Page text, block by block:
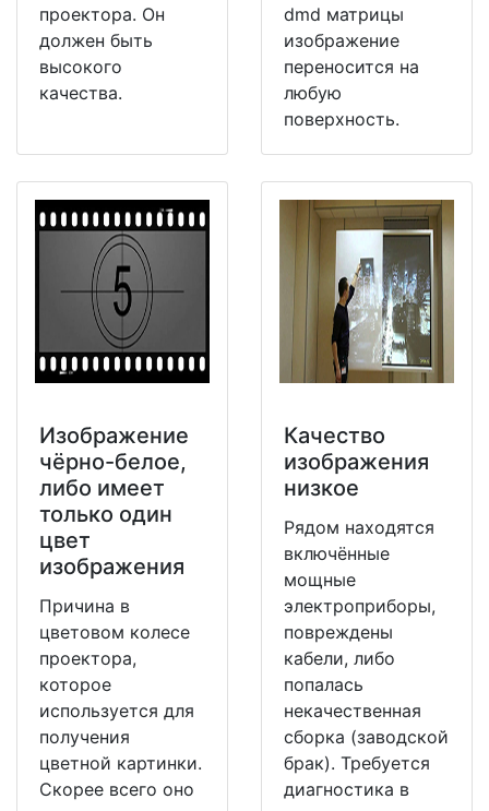
проектора. Он
должен быть
высокого
качества.
dmd матрицы
изображение
переносится на
любую
поверхность.
Изображение
чёрно-белое,
либо имеет
только один
цвет
изображения
Причина в
цветовом колесе
проектора,
которое
используется для
получения
цветной картинки.
Скорее всего оно
Качество
изображения
низкое
Рядом находятся
включённые
мощные
электроприборы,
повреждены
кабели, либо
попалась
некачественная
сборка (заводской
брак). Требуется
диагностика в